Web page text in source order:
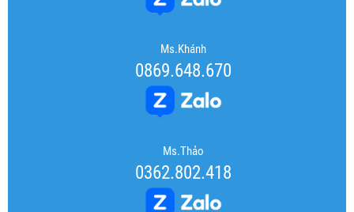
Ms.Khánh
0869.648.670
Ms.Thảo
0362.802.418